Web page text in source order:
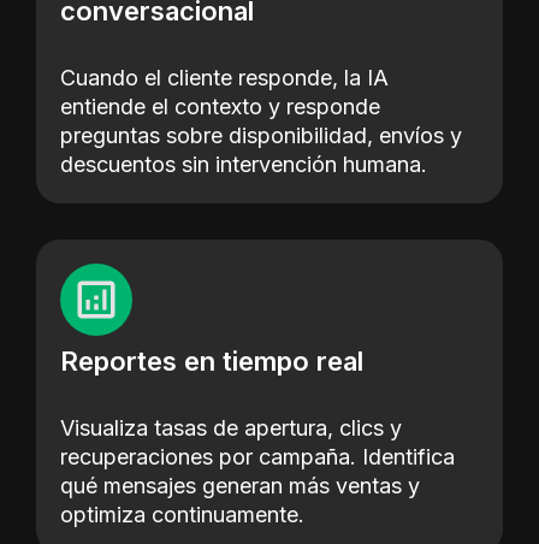
conversacional
Cuando el cliente responde, la IA
entiende el contexto y responde
preguntas sobre disponibilidad, envíos y
descuentos sin intervención humana.
Reportes en tiempo real
Visualiza tasas de apertura, clics y
recuperaciones por campaña. Identifica
qué mensajes generan más ventas y
optimiza continuamente.